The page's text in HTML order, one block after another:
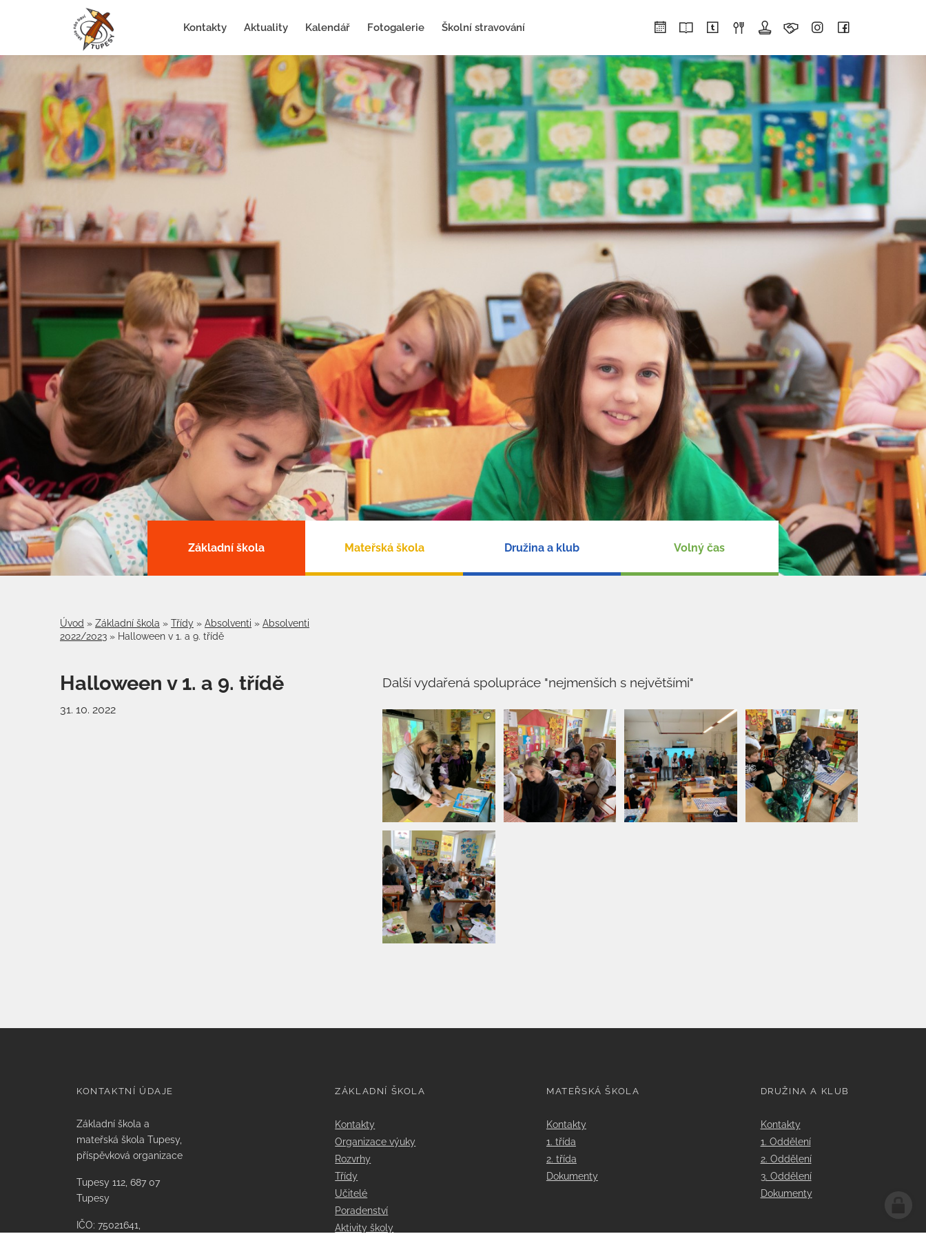
Kontakty Aktuality Kalendář Fotogalerie Školní stravování
Základní škola Mateřská škola Družina a klub Volný čas
Úvod » Základní škola » Třídy » Absolventi » Absolventi
2022/2023 » Halloween v 1. a 9. třídě
Halloween v 1. a 9. třídě
31. 10. 2022
Další vydařená spolupráce "nejmenších s největšími"
KONTAKTNÍ ÚDAJE
Základní škola a
mateřská škola Tupesy,
příspěvková organizace
Tupesy 112, 687 07
Tupesy
IČO: 75021641,
ZÁKLADNÍ ŠKOLA
Kontakty
Organizace výuky
Rozvrhy
Třídy
Učitelé
Poradenství
Aktivity školy
MATEŘSKÁ ŠKOLA
Kontakty
1. třída
2. třída
Dokumenty
DRUŽINA A KLUB
Kontakty
1. Oddělení
2. Oddělení
3. Oddělení
Dokumenty